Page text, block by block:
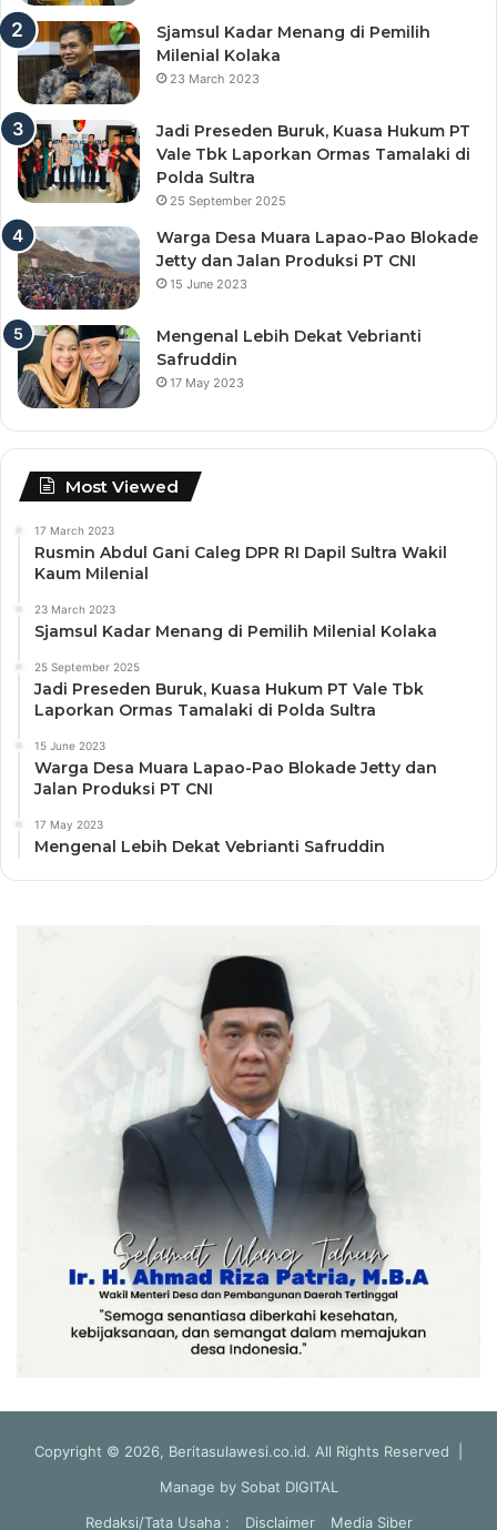
Sjamsul Kadar Menang di Pemilih
Milenial Kolaka
23 March 2023
Jadi Preseden Buruk, Kuasa Hukum PT
Vale Tbk Laporkan Ormas Tamalaki di
Polda Sultra
25 September 2025
Warga Desa Muara Lapao-Pao Blokade
Jetty dan Jalan Produksi PT CNI
15 June 2023
Mengenal Lebih Dekat Vebrianti
Safruddin
17 May 2023
Most Viewed
17 March 2023
Rusmin Abdul Gani Caleg DPR RI Dapil Sultra Wakil
Kaum Milenial
23 March 2023
Sjamsul Kadar Menang di Pemilih Milenial Kolaka
25 September 2025
Jadi Preseden Buruk, Kuasa Hukum PT Vale Tbk
Laporkan Ormas Tamalaki di Polda Sultra
15 June 2023
Warga Desa Muara Lapao-Pao Blokade Jetty dan
Jalan Produksi PT CNI
17 May 2023
Mengenal Lebih Dekat Vebrianti Safruddin
Copyright © 2026, Beritasulawesi.co.id. All Rights Reserved |
Manage by Sobat DIGITAL
Redaksi/Tata Usaha :
Disclaimer Media Siber